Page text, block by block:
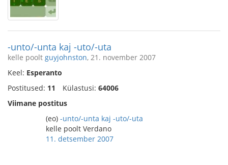
-unto/-unta kaj -uto/-uta
kelle poolt guyjohnston, 21. november 2007
Keel: Esperanto
Postitused: 11 Külastusi: 64006
Viimane postitus
(eo) -unto/-unta kaj -uto/-uta
kelle poolt Verdano
11. detsember 2007